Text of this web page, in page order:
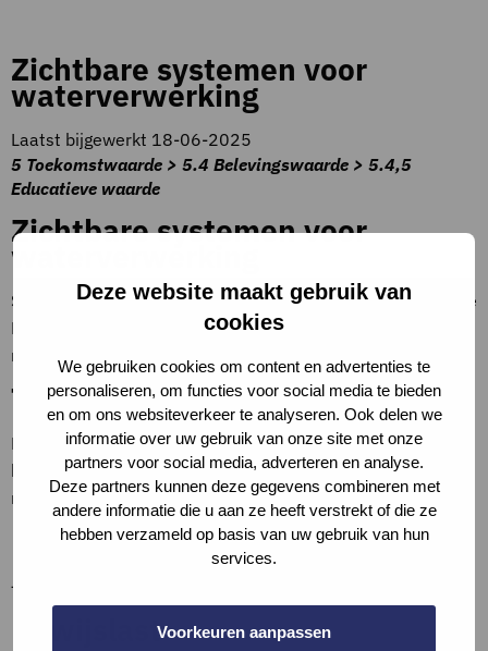
Deze website maakt gebruik van
cookies
We gebruiken cookies om content en advertenties te
personaliseren, om functies voor social media te bieden
en om ons websiteverkeer te analyseren. Ook delen we
informatie over uw gebruik van onze site met onze
partners voor social media, adverteren en analyse.
Deze partners kunnen deze gegevens combineren met
andere informatie die u aan ze heeft verstrekt of die ze
hebben verzameld op basis van uw gebruik van hun
services.
Voorkeuren aanpassen
Zichtbare systemen voor
waterverwerking
Laatst bijgewerkt 18-06-2025
5 Toekomstwaarde > 5.4 Belevingswaarde > 5.4,5
Educatieve waarde
Zichtbare systemen voor
waterverwerking
Systemen zijn direct zichtbaar vanuit (semi)publieke ruimte
EN een deel van de verblijfruimtes, in het kader van
milieueducatie.
Toelichting op criteria
Bijvoorbeeld: groen dak, regenton, grastegels in plaats van
betontegels buiten, informatiebord met ’toiletspoeling met
regenwater’.
Definities
–
Bewijslast